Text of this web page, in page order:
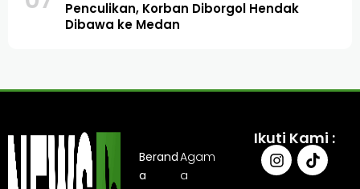
Penculikan, Korban Diborgol Hendak
Dibawa ke Medan
Berand
a
Agam
a
Ikuti Kami :